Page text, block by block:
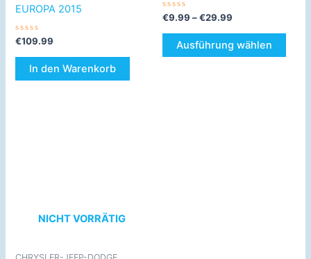
EUROPA 2015
Bewertet
mit
0
von
€109.99
In den Warenkorb
Bewertet
0
von
€9.99 –€29.99
Ausführung wählen
NICHT VORRÄTIG